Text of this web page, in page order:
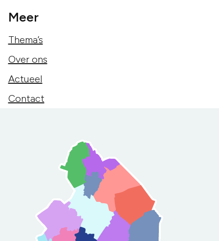
Meer
Thema’s
Over ons
Actueel
Contact